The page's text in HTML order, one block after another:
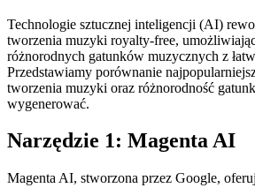
Technologie sztucznej inteligencji (AI)
tworzenia muzyki royalty-free,
różnorodnych gatunków muzycznych z
Przedstawiamy porównanie
tworzenia muzyki oraz różnorodność
wygenerować.
Narzędzie 1: Magenta AI
Magenta AI, stworzona przez Google,